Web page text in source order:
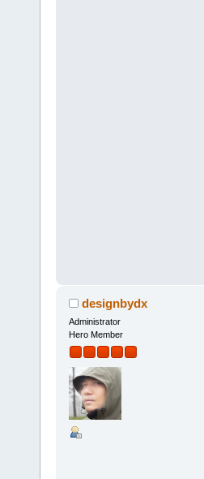
designbydx
Administrator
Hero Member